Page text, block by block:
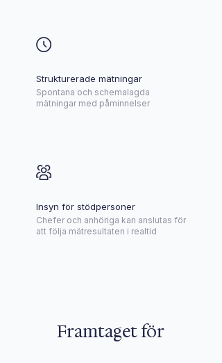
Strukturerade mätningar
Spontana och schemalagda
mätningar med påminnelser
Insyn för stödpersoner
Chefer och anhöriga kan anslutas för
att följa mätresultaten i realtid
Framtaget för